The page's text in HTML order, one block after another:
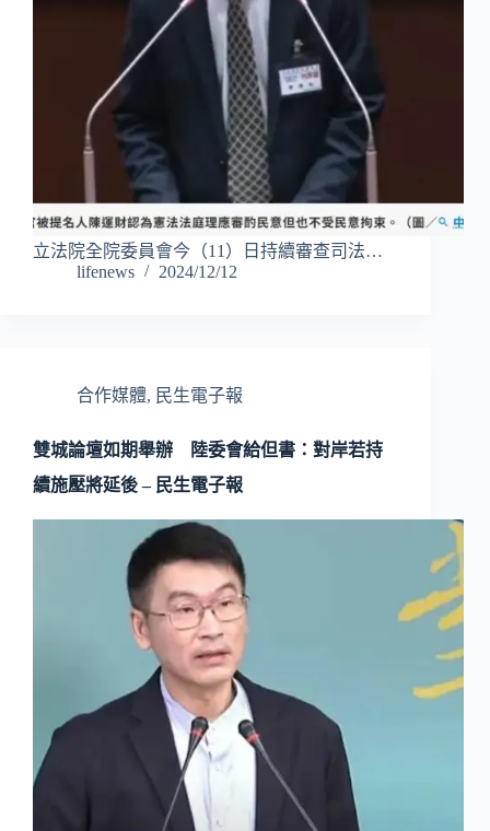
立法院全院委員會今（11）日持續審查司法…
lifenews
2024/12/12
合作媒體, 民生電子報
雙城論壇如期舉辦 陸委會給但書：對岸若持
續施壓將延後 – 民生電子報